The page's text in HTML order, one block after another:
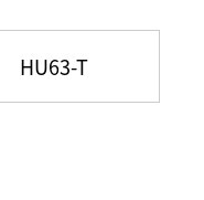
HU63-T